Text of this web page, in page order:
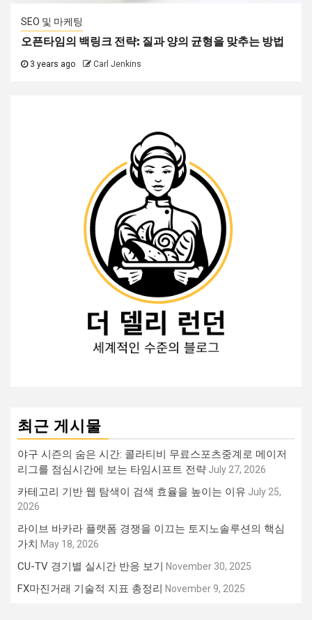
SEO 및 마케팅
오픈타임의 백링크 전략: 질과 양의 균형을 맞추는 방법
3 years ago Carl Jenkins
최근 게시물
야구 시즌의 숨은 시간: 콜라티비 무료스포츠중계로 메이저
리그를 점심시간에 보는 타임시프트 전략 July 27, 2026
카테고리 기반 웹 탐색이 검색 효율을 높이는 이유 July 25,
2026
라이브 바카라 플랫폼 경쟁을 이끄는 토지노솔루션의 핵심
가치
May 18, 2026
CU-TV 경기별 실시간 반응 보기 November 30, 2025
FX마진거래 기술적 지표 총정리 November 9, 2025